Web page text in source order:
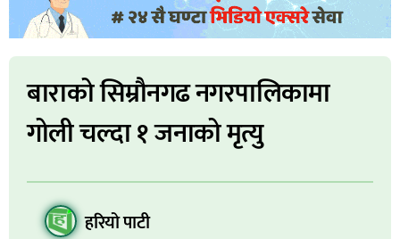
बाराको सिम्रौनगढ नगरपालिकामा
गोली चल्दा १ जनाको मृत्यु
हरियो पाटी